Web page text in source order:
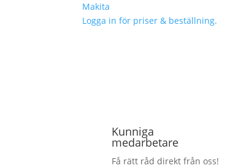
Makita
Logga in för priser & beställning.
Kunniga
medarbetare
Få rätt råd direkt från oss!